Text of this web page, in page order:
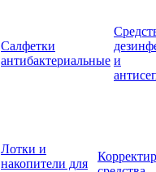
Салфетки
антибактериальные и
Лотки и
накопители для